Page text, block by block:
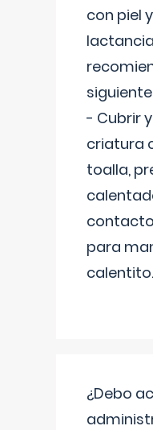
con piel
- Cubrir
criatura
toalla,
para
calentito.
¿Debo